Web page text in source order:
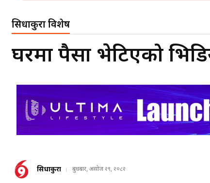
सिधाकुरा विशेष
घरमा पैसा भेटिएको
सिधाकुरा बुधबार, असोज २९, २०८२